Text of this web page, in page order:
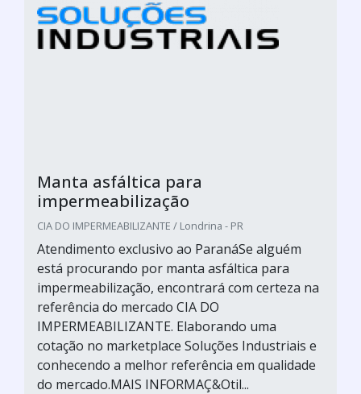
Manta asfáltica para
impermeabilização
CIA DO IMPERMEABILIZANTE / Londrina - PR
Atendimento exclusivo ao ParanáSe alguém
está procurando por manta asfáltica para
impermeabilização, encontrará com certeza na
referência do mercado CIA DO
IMPERMEABILIZANTE. Elaborando uma
cotação no marketplace Soluções Industriais e
conhecendo a melhor referência em qualidade
do mercado.MAIS INFORMAÇ&Otil...